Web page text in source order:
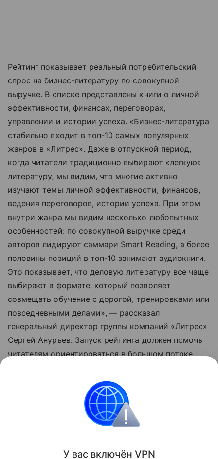
Рейтинг показывает реальный потребительский
спрос на бизнес-литературу по совокупной
выручке. В списке представлены книги о личной
эффективности, финансах, переговорах,
управлении и истории успеха. «Бизнес-литература
стабильно входит в топ-10 самых популярных
жанров в «Литрес». Даже в отпускной период,
когда читатели традиционно выбирают «легкую»
литературу, мы видим, что многие активно
изучают темы личной эффективности, финансов,
ведения переговоров, истории успеха. При этом
внутри жанра мы видим несколько любопытных
особенностей: по совокупной выручке среди
авторов лидируют саммари Smart Reading, а более
половины позиций в топ-10 занимают аудиокниги.
Это показывает, что деловую литературу все чаще
выбирают в формате, который позволяет
совмещать обучение с дорогой, тренировками или
повседневными делами», — рассказал
генеральный директор группы компаний «Литрес»
Сергей Анурьев. Запуск рейтинга должен помочь
читателям ориентироваться в большом потоке
➤ Подписывайтесь на телеграм-канал «РБК
Трендов» — будьте в курсе последних тенденций в
науке, бизнесе, обществе и технологиях.
Поделиться
У вас включён VPN